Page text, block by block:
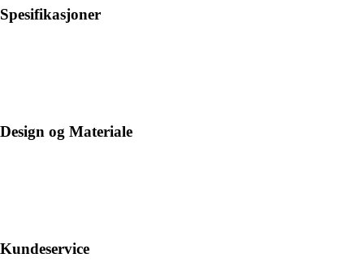
Spesifikasjoner
Design og Materiale
Kundeservice